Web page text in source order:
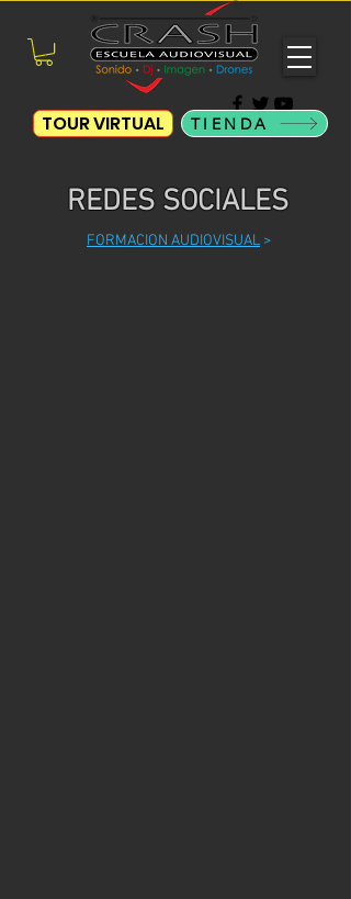
TIENDA
TOUR VIRTUAL
REDES SOCIALES
FORMACION AUDIOVISUAL >